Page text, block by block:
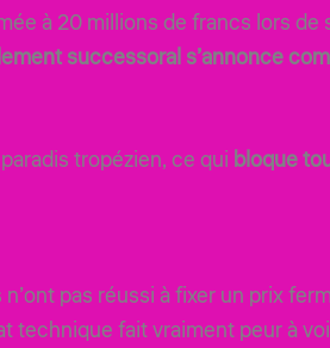
à 20 millions de francs lors de
successoral s’annonce
tropézien, ce qui bloque
pas réussi à fixer un prix
technique fait vraiment peur à